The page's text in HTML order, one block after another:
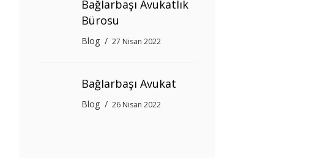
Bağlarbaşı Avukatlık
Bürosu
Blog 27 Nisan 2022
Bağlarbaşı Avukat
Blog 26 Nisan 2022